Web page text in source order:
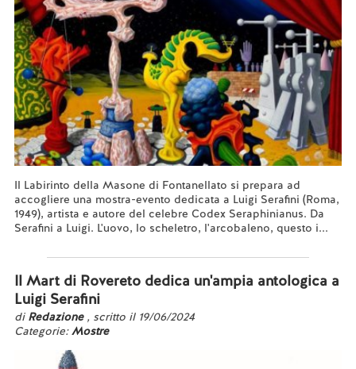
Il Labirinto della Masone di Fontanellato si prepara ad
accogliere una mostra-evento dedicata a Luigi Serafini (Roma,
1949), artista e autore del celebre Codex Seraphinianus. Da
Serafini a Luigi. L'uovo, lo scheletro, l'arcobaleno, questo i...
Il Mart di Rovereto dedica un'ampia antologica a
Luigi Serafini
di Redazione , scritto il 19/06/2024
Categorie:Mostre